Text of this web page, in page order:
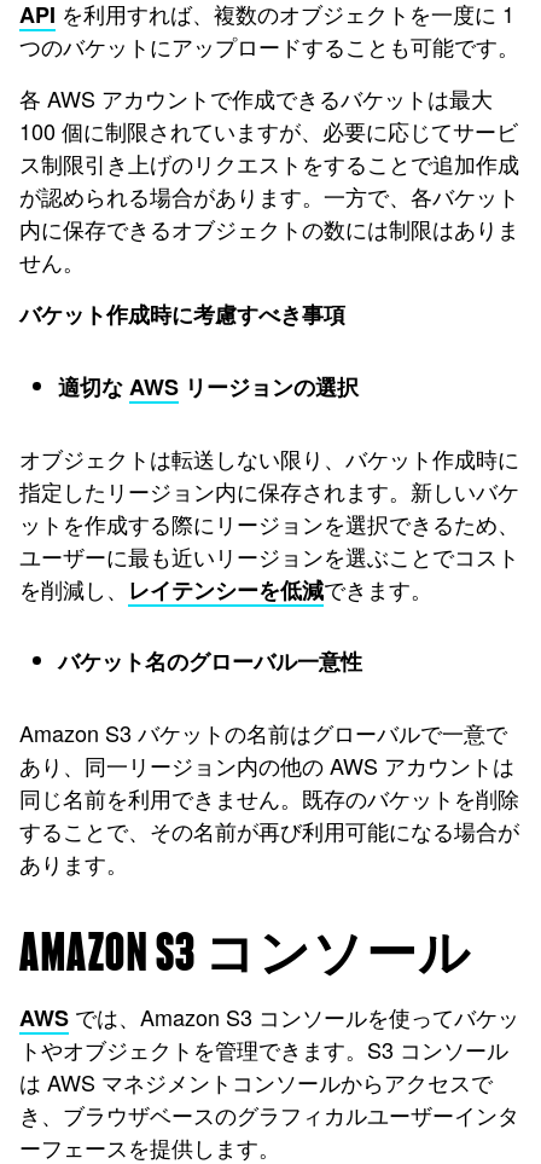
API を利用すれば、複数のオブジェクトを一度に 1
つのバケットにアップロードすることも可能です。
各 AWS アカウントで作成できるバケットは最大
100 個に制限されていますが、必要に応じてサービ
ス制限引き上げのリクエストをすることで追加作成
が認められる場合があります。一方で、各バケット
内に保存できるオブジェクトの数には制限はありま
せん。
バケット作成時に考慮すべき事項
適切なAWS リージョンの選択
オブジェクトは転送しない限り、バケット作成時に
指定したリージョン内に保存されます。新しいバケ
ットを作成する際にリージョンを選択できるため、
ユーザーに最も近いリージョンを選ぶことでコスト
を削減し、 レイテンシーを低減できます。
バケット名のグローバル一意性
Amazon S3 バケットの名前はグローバルで一意で
あり、同一リージョン内の他の AWS アカウントは
同じ名前を利用できません。既存のバケットを削除
することで、その名前が再び利用可能になる場合が
あります。
AMAZON S3 コンソール
AWS では、Amazon S3 コンソールを使ってバケッ
トやオブジェクトを管理できます。S3 コンソール
は AWS マネジメントコンソールからアクセスで
き、ブラウザベースのグラフィカルユーザーインタ
ーフェースを提供します。